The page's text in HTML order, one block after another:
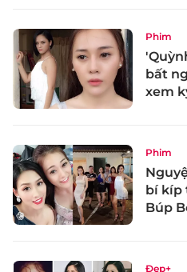
Phim
bất
xem
Phim
bí kíp
Búp
Đẹp+